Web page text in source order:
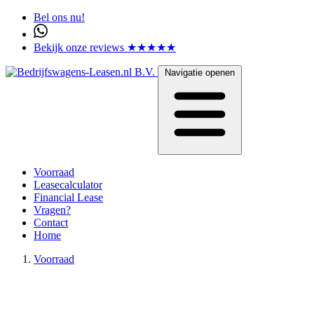
Bel ons nu!
Bekijk onze reviews ★★★★★
Navigatie openen
Voorraad
Leasecalculator
Financial Lease
Vragen?
Contact
Home
Voorraad